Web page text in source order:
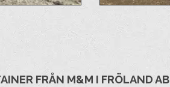
FRÅN M&M I FRÖLAND AB